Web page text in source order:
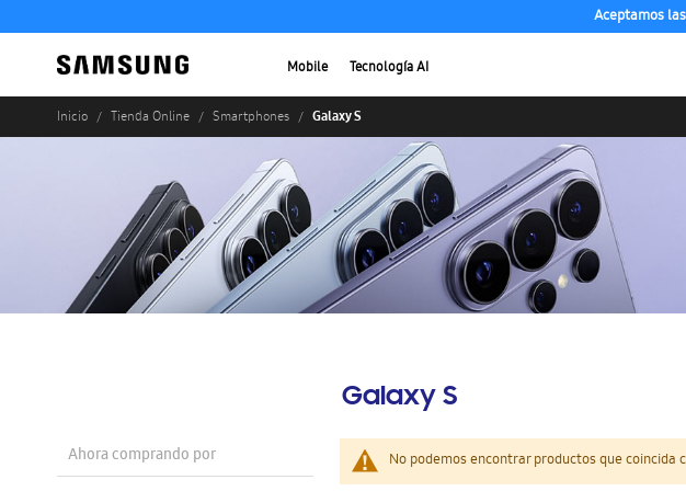
Aceptamos
Mobile Tecnología AI
Inicio Tienda Online Smartphones Galaxy S
Galaxy S
No podemos encontrar productos que coincida
Ahora comprando por